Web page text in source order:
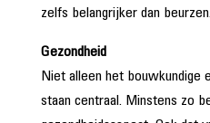
zelfs belangrijker dan
Gezondheid
Niet alleen het bouwkundige
staan centraal. Minstens zo